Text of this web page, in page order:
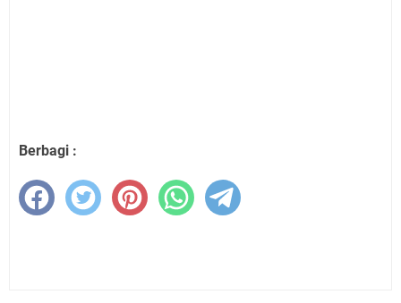
Berbagi :